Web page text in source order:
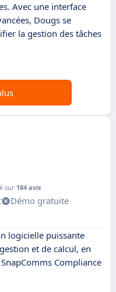
Avec une interface
Dougs se
la gestion des tâches
sur 184 avis
Démo gratuite
logicielle puissante
et de calcul, en
Compliance